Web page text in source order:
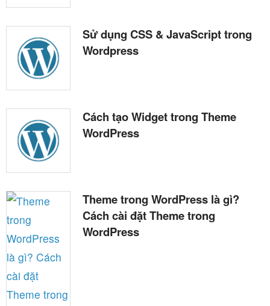
Sử dụng CSS & JavaScript trong
Wordpress
Cách tạo Widget trong Theme
WordPress
Theme trong WordPress là gì?
Cách cài đặt Theme trong
WordPress